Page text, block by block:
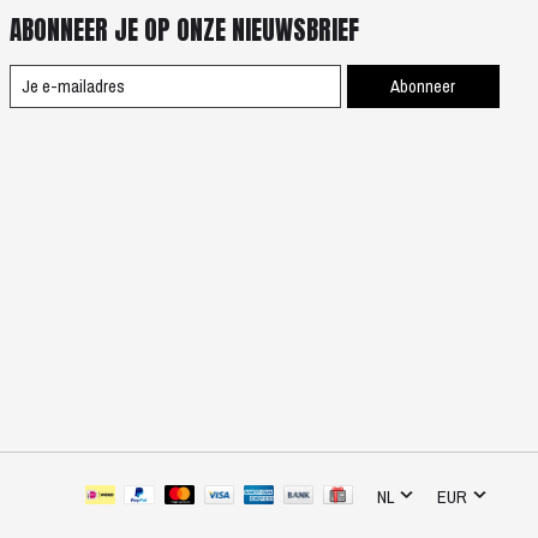
ABONNEER JE OP ONZE NIEUWSBRIEF
Abonneer
NL EUR